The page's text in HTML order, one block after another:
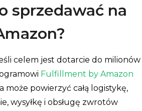
sprzedawać na
celem jest dotarcie do milionów
Fulfillment by Amazon
może powierzyć całą logistykę,
wysyłkę i obsługę zwrotów